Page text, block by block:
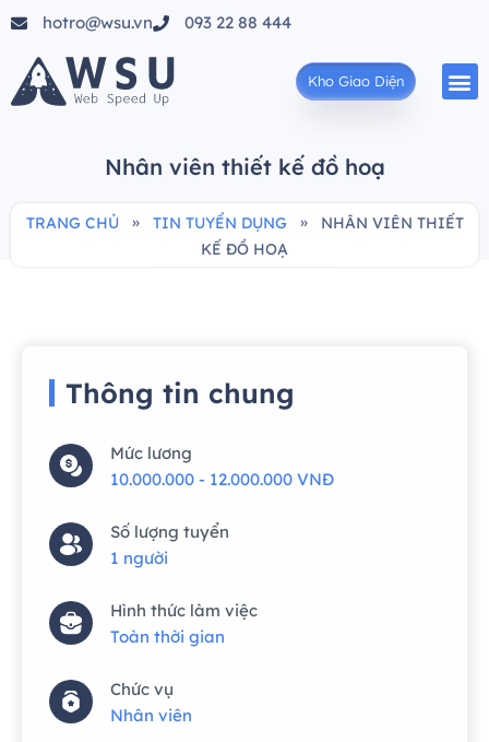
hotro@wsu.vn 093 22 88 444
Kho Giao Diện
Nhân viên thiết kế đồ hoạ
TRANG CHỦ » TIN TUYỂN DỤNG »
NHÂN VIÊN THIẾT
KẾ ĐỒ HOẠ
Thông tin chung
Mức lương
10.000.000 - 12.000.000 VNĐ
Số lượng tuyển
1 người
Hình thức làm việc
Toàn thời gian
Chức vụ
Nhân viên